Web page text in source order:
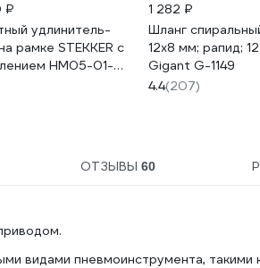
₽
удлинитель-
рамке STEKKER с
HM05-01-
50м, 16А,
1 282 ₽
Шланг
12х8 мм; рапид;
Gigant G-1149
4.4(207)
ОТЗЫВЫ60
видами пневмоинструмента, такими